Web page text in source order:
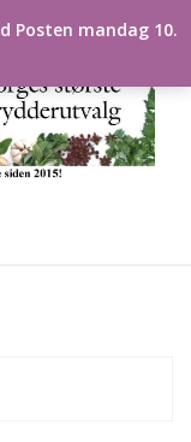
Posten mandag 10.